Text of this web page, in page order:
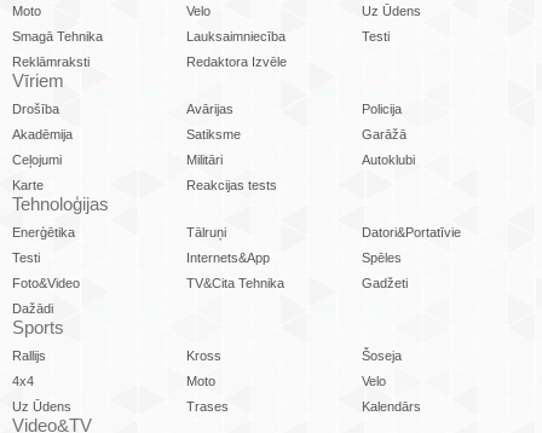
Moto
Velo
Uz Ūdens
Smagā Tehnika
Lauksaimniecība
Testi
Reklāmraksti
Redaktora Izvēle
Vīriem
Drošība Avārijas
Policija
Akadēmija
Satiksme
Garāžā
Ceļojumi
Militāri
Autoklubi
Karte
Reakcijas tests
Tehnoloģijas
Enerģētika Tālruņi
Datori&Portatīvie
Testi
Internets&App
Spēles
Foto&Video
TV&Cita Tehnika
Gadžeti
Dažādi
Sports
Rallijs Kross
Šoseja
4x4
Moto
Velo
Uz Ūdens
Trases Kalendārs
Video&TV